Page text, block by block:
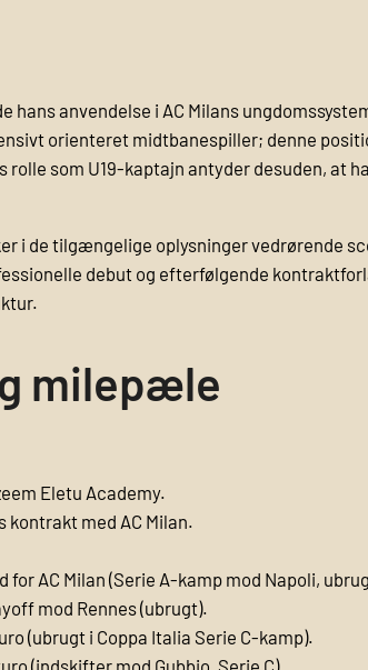
anvendelse i AC Milans
orienteret midtbanespiller; denne
som U19-kaptajn antyder desuden, at
i de tilgængelige oplysninger vedrørende
debut og efterfølgende
milepæle
Eletu Academy.
kontrakt med AC Milan.
AC Milan (Serie A-kamp mod Napoli,
mod Rennes (ubrugt).
(ubrugt i Coppa Italia Serie C-kamp).